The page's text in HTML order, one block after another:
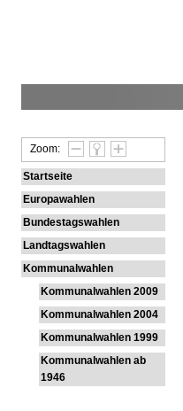
Zoom:
Startseite
Europawahlen
Bundestagswahlen
Landtagswahlen
Kommunalwahlen
Kommunalwahlen 2009
Kommunalwahlen 2004
Kommunalwahlen 1999
Kommunalwahlen ab
1946